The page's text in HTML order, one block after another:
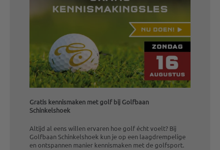
Gratis kennismaken met golf bij Golfbaan
Schinkelshoek
Altijd al eens willen ervaren hoe golf écht voelt? Bij
Golfbaan Schinkelshoek kun je op een laagdrempelige
en ontspannen manier kennismaken met de golfsport.